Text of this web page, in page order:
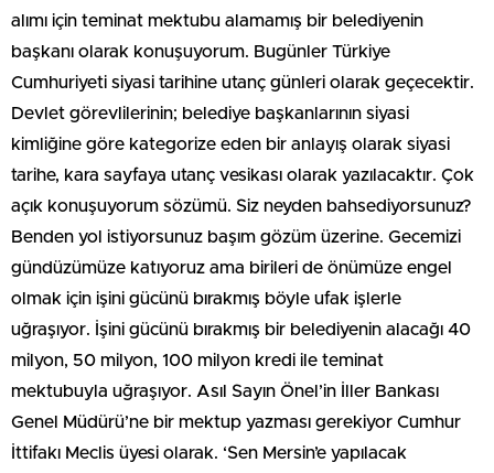
alımı için teminat mektubu alamamış bir belediyenin
başkanı olarak konuşuyorum. Bugünler Türkiye
Cumhuriyeti siyasi tarihine utanç günleri olarak geçecektir.
Devlet görevlilerinin; belediye başkanlarının siyasi
kimliğine göre kategorize eden bir anlayış olarak siyasi
tarihe, kara sayfaya utanç vesikası olarak yazılacaktır. Çok
açık konuşuyorum sözümü. Siz neyden bahsediyorsunuz?
Benden yol istiyorsunuz başım gözüm üzerine. Gecemizi
gündüzümüze katıyoruz ama birileri de önümüze engel
olmak için işini gücünü bırakmış böyle ufak işlerle
uğraşıyor. İşini gücünü bırakmış bir belediyenin alacağı 40
milyon, 50 milyon, 100 milyon kredi ile teminat
mektubuyla uğraşıyor. Asıl Sayın Önel’in İller Bankası
Genel Müdürü’ne bir mektup yazması gerekiyor Cumhur
İttifakı Meclis üyesi olarak. ‘Sen Mersin’e yapılacak